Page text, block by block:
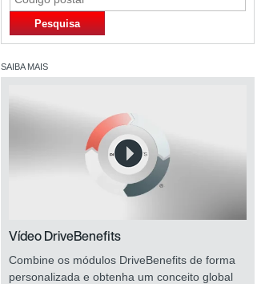
Pesquisa
SAIBA MAIS
Vídeo DriveBenefits
Combine os módulos DriveBenefits de forma
personalizada e obtenha um conceito global